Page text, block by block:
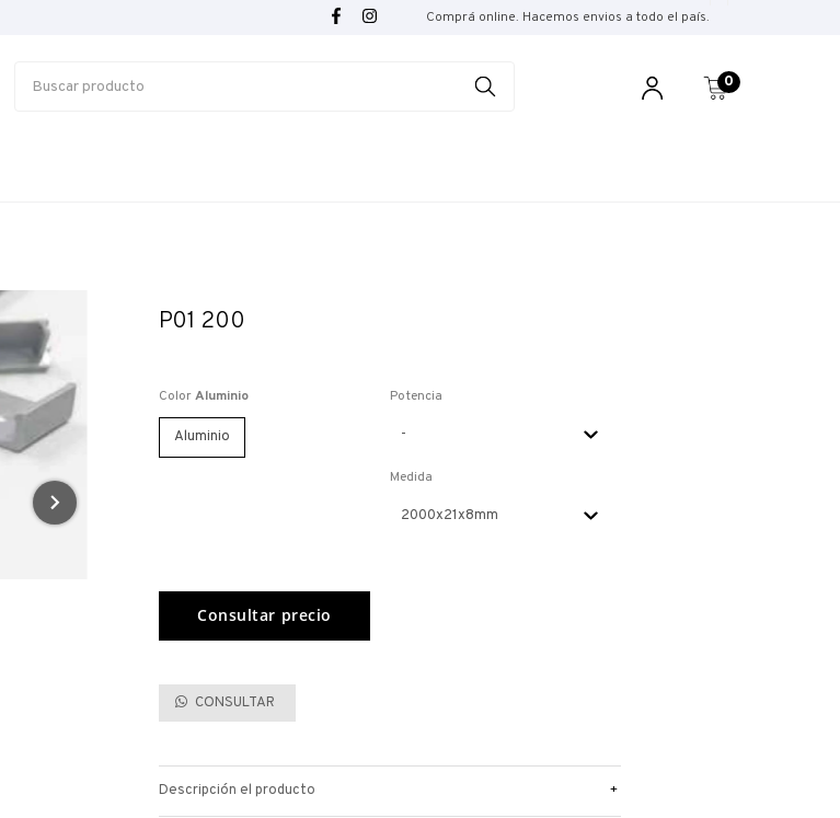
Comprá online. Hacemos envios a todo el país.
0
P01 200
ColorAluminio
Aluminio
Potencia
Medida
CONSULTAR
+
Descripción el producto